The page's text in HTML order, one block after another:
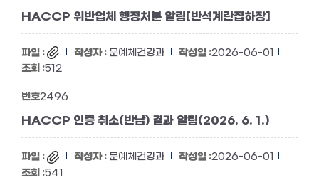
HACCP 위반업체 행정처분 알림[반석계란집하장]
문예체건강과
2026-06-01
512
2496
HACCP 인증 취소(반납) 결과 알림(2026. 6. 1.)
문예체건강과
2026-06-01
541